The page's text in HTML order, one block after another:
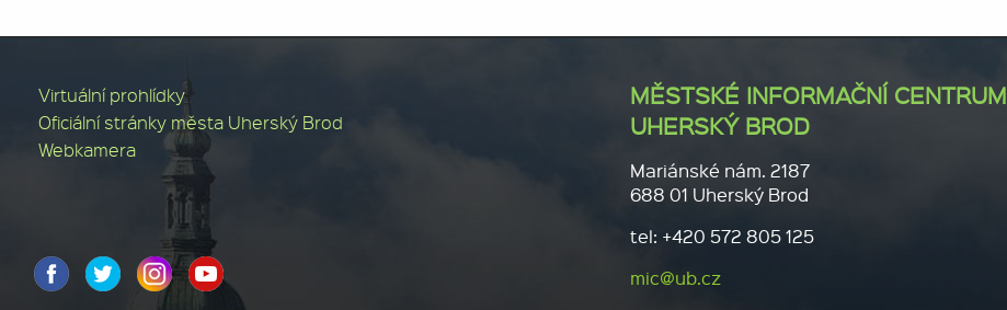
Virtuální prohlídky
Oficiální stránky města Uherský Brod
Webkamera
MĚSTSKÉ INFORMAČNÍ CENTRUM
UHERSKÝ BROD
Mariánské nám. 2187
688 01 Uherský Brod
tel: +420 572 805 125
mic@ub.cz